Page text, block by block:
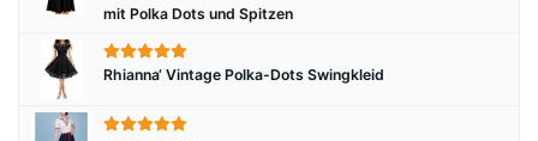
mit Polka Dots und Spitzen
Rhianna‘ Vintage Polka-Dots Swingkleid